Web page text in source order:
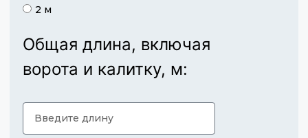
2 м
Общая длина, включая
ворота и калитку, м: